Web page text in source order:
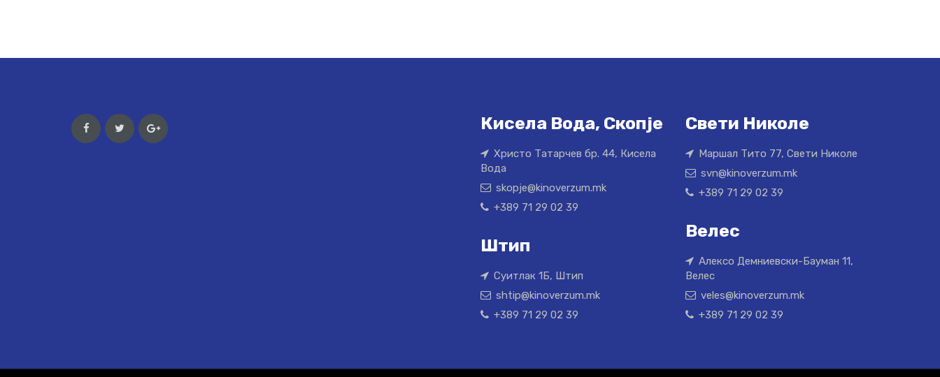
Кисела Вода, Скопје
Христо Татарчев бр. 44, Кисела
Вода
skopje@kinoverzum.mk
+389 71 29 02 39
Штип
Суитлак 1Б, Штип
shtip@kinoverzum.mk
+389 71 29 02 39
Свети Николе
Маршал Тито 77, Свети Николе
svn@kinoverzum.mk
+389 71 29 02 39
Велес
Алексо Демниевски-Бауман 11,
Велес
veles@kinoverzum.mk
+389 71 29 02 39